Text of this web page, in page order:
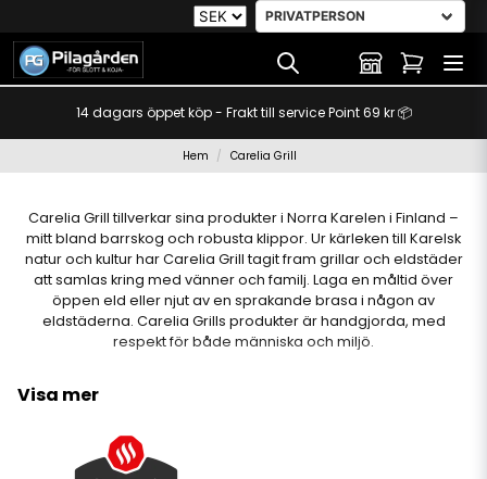
14 dagars öppet köp - Frakt till service Point 69 kr 📦
Hem Carelia Grill
Carelia Grill tillverkar sina produkter i Norra Karelen i Finland –
mitt bland barrskog och robusta klippor. Ur kärleken till Karelsk
natur och kultur har Carelia Grill tagit fram grillar och eldstäder
att samlas kring med vänner och familj. Laga en måltid över
öppen eld eller njut av en sprakande brasa i någon av
eldstäderna. Carelia Grills produkter är handgjorda, med
respekt för både människa och miljö.
Visa mer